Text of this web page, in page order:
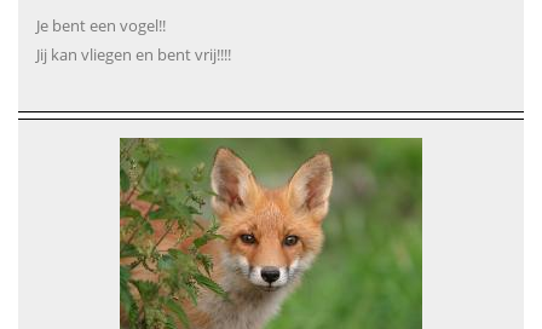
Je bent een vogel!!
Jij kan vliegen en bent vrij!!!!